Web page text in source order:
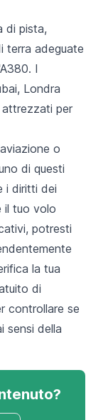
di pista,
terra adeguate
I
Londra
attrezzati per
o
di questi
i diritti dei
il tuo volo
potresti
la tua
di
controllare se
sensi della